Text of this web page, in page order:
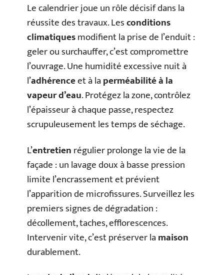
Le calendrier joue un rôle décisif dans la
réussite des travaux. Lesconditions
climatiquesmodifient la prise de l’enduit :
geler ou surchauffer, c’est compromettre
l’ouvrage. Une humidité excessive nuit à
l’adhérenceet à laperméabilité à la
vapeur d’eau. Protégez la zone, contrôlez
l’épaisseur à chaque passe, respectez
scrupuleusement les temps de séchage.
L’entretienrégulier prolonge la vie de la
façade : un lavage doux à basse pression
limite l’encrassement et prévient
l’apparition de microfissures. Surveillez les
premiers signes de dégradation :
décollement, taches, efflorescences.
Intervenir vite, c’est préserver lamaison
durablement.